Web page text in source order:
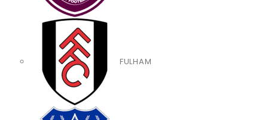
FULHAM